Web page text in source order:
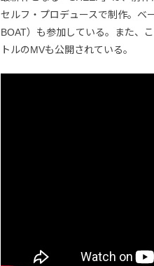
セルフ・プロデュースで制作。ベ
BOAT）も参加している。また、
トルのMVも公開されている。